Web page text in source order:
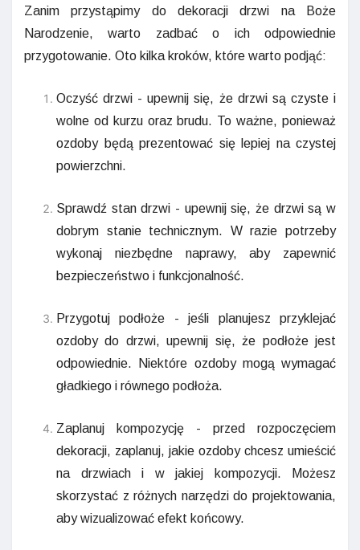
Zanim przystąpimy do dekoracji drzwi na Boże
Narodzenie, warto zadbać o ich odpowiednie
przygotowanie. Oto kilka kroków, które warto podjąć:
Oczyść drzwi - upewnij się, że drzwi są czyste i
wolne od kurzu oraz brudu. To ważne, ponieważ
ozdoby będą prezentować się lepiej na czystej
powierzchni.
Sprawdź stan drzwi - upewnij się, że drzwi są w
dobrym stanie technicznym. W razie potrzeby
wykonaj niezbędne naprawy, aby zapewnić
bezpieczeństwo i funkcjonalność.
Przygotuj podłoże - jeśli planujesz przyklejać
ozdoby do drzwi, upewnij się, że podłoże jest
odpowiednie. Niektóre ozdoby mogą wymagać
gładkiego i równego podłoża.
Zaplanuj kompozycję - przed rozpoczęciem
dekoracji, zaplanuj, jakie ozdoby chcesz umieścić
na drzwiach i w jakiej kompozycji. Możesz
skorzystać z różnych narzędzi do projektowania,
aby wizualizować efekt końcowy.